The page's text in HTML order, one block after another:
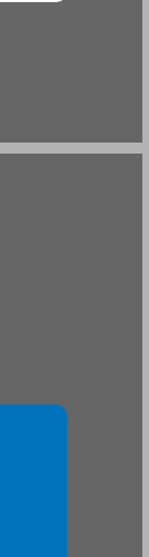
חלק שני תורת ההגה ... 19